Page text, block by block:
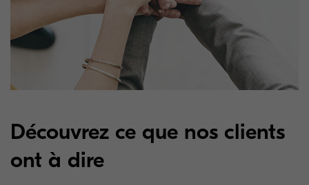
Découvrez ce que nos clients
ont à dire